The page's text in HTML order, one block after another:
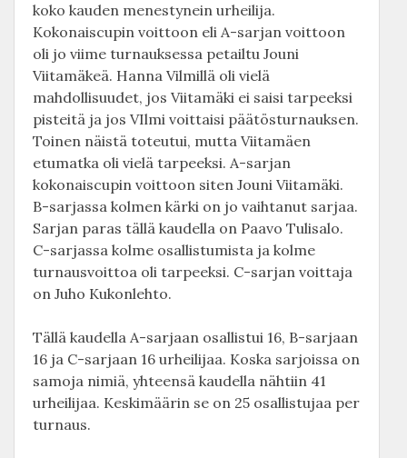
koko kauden menestynein urheilija.
Kokonaiscupin voittoon eli A-sarjan voittoon
oli jo viime turnauksessa petailtu Jouni
Viitamäkeä. Hanna Vilmillä oli vielä
mahdollisuudet, jos Viitamäki ei saisi tarpeeksi
pisteitä ja jos VIlmi voittaisi päätösturnauksen.
Toinen näistä toteutui, mutta Viitamäen
etumatka oli vielä tarpeeksi. A-sarjan
kokonaiscupin voittoon siten Jouni Viitamäki.
B-sarjassa kolmen kärki on jo vaihtanut sarjaa.
Sarjan paras tällä kaudella on Paavo Tulisalo.
C-sarjassa kolme osallistumista ja kolme
turnausvoittoa oli tarpeeksi. C-sarjan voittaja
on Juho Kukonlehto.
Tällä kaudella A-sarjaan osallistui 16, B-sarjaan
16 ja C-sarjaan 16 urheilijaa. Koska sarjoissa on
samoja nimiä, yhteensä kaudella nähtiin 41
urheilijaa. Keskimäärin se on 25 osallistujaa per
turnaus.